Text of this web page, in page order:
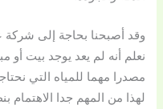
وقد أصبحنا بحاجة إلى شركة
نعلم أنه لم يعد يوجد بيت أو
مصدرا مهما للمياه التي
لهذا من المهم جدا الاهتمام